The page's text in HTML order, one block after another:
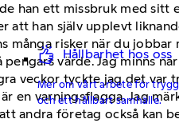
Hållbarhet hos oss
Mer om vårt arbete för
och ett hållbart samhälle.
han ett missbruk med sitt
att han själv upplevt
många risker när du
pengars värde. Jag minns
veckor tyckte jag det var
är en varningsflagga. Jag
andra företag också kan